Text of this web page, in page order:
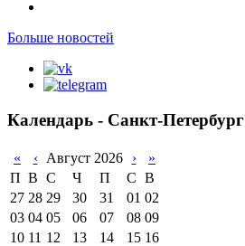
Больше новостей
Календарь - Санкт-Петербург
« ‹ Август 2026 ›
»
П В С Ч П С В
27 28 29 30 31 01 02
03 04 05 06 07 08 09
10 11 12 13 14 15 16